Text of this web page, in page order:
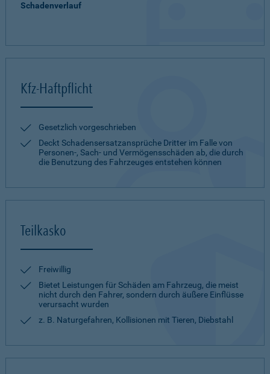
Schadenverlauf
Kfz-Haftpflicht
Gesetzlich vorgeschrieben
Deckt Schadensersatzansprüche Dritter im Falle von
Personen-, Sach- und Vermögensschäden ab, die durch
die Benutzung des Fahrzeuges entstehen können
Teilkasko
Freiwillig
Bietet Leistungen für Schäden am Fahrzeug, die meist
nicht durch den Fahrer, sondern durch äußere Einflüsse
verursacht wurden
z. B. Naturgefahren, Kollisionen mit Tieren, Diebstahl